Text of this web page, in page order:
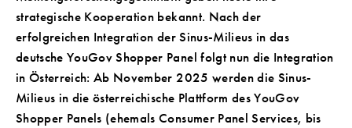
strategische Kooperation bekannt. Nach der
erfolgreichen Integration der Sinus-Milieus in das
deutsche YouGov Shopper Panel folgt nun die Integration
in Österreich: Ab November 2025 werden die Sinus-
Milieus in die österreichische Plattform des YouGov
Shopper Panels (ehemals Consumer Panel Services, bis